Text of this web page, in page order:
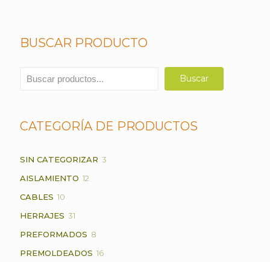
BUSCAR PRODUCTO
Buscar Buscar
CATEGORÍA DE PRODUCTOS
SIN CATEGORIZAR 3
AISLAMIENTO 12
CABLES 10
HERRAJES 31
PREFORMADOS 8
PREMOLDEADOS 1616